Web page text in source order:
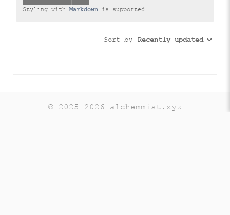
© 2025-2026 alchemmist.xyz